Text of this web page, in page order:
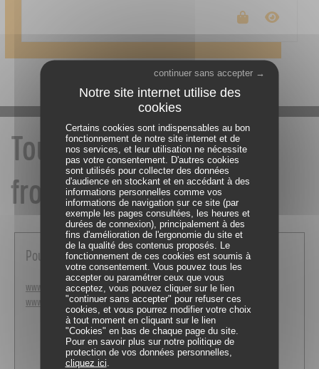
Tout savoir sur les
fromages Jurassiens
Pour découvrir la société Juraflore
www.juraflore.com
www.fort-des-rousses.com
Certains cookies sont indispensables au bon
fonctionnement de notre site internet et de
nos services, et leur utilisation ne nécessite
pas votre consentement. D'autres cookies
sont utilisés pour collecter des données
d'audience en stockant et en accédant à des
informations personnelles comme vos
informations de navigation sur ce site (par
exemple les pages consultées, les heures et
durées de connexion), principalement à des
fins d'amélioration de l'ergonomie du site et
de la qualité des contenus proposés. Le
fonctionnement de ces cookies est soumis à
votre consentement. Vous pouvez tous les
accepter ou paramétrer ceux que vous
acceptez, vous pouvez cliquer sur le lien
"continuer sans accepter" pour refuser ces
cookies, et vous pourrez modifier votre choix
à tout moment en cliquant sur le lien
"Cookies" en bas de chaque page du site.
Pour en savoir plus sur notre politique de
protection de vos données personnelles,
cliquez ici
continuer sans accepter →